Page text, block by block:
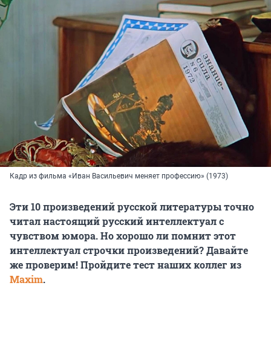
Кадр из фильма «Иван Васильевич меняет профессию» (1973)
Эти 10 произведений русской литературы точно
читал настоящий русский интеллектуал с
чувством юмора. Но хорошо ли помнит этот
интеллектуал строчки произведений? Давайте
же проверим! Пройдите тест наших коллег из
Maxim.